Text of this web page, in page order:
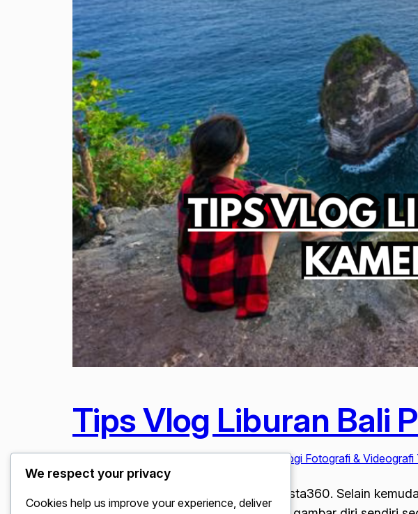
Tips Vlog Liburan Bali
Februari 9, 2026Lifestyle & Liburan, Teknologi Fotografi &
Tips Vlog Liburan Bali Pakai Kamera Insta360. Selain
We respect your privacy
Cookies help us improve your experience, deliver